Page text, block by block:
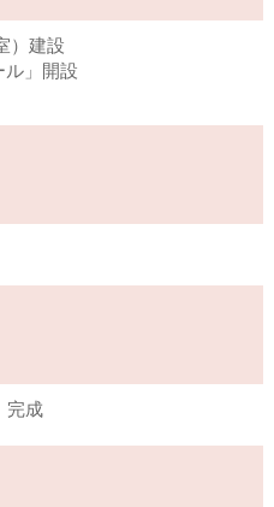
）建設
ル」開設
完成